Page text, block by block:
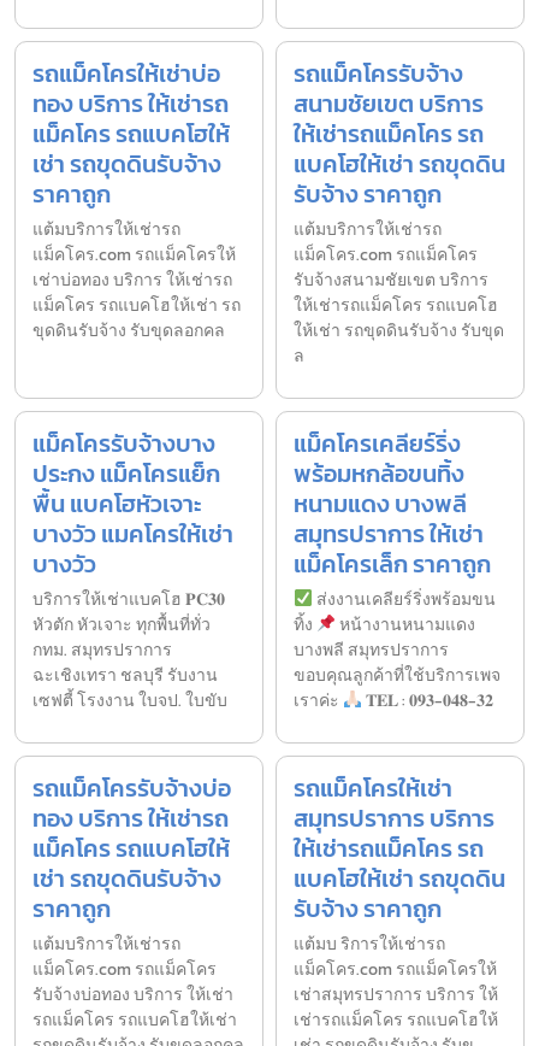
รถแม็คโครให้เช่าบ่อ
ทอง บริการ ให้เช่ารถ
แม็คโคร รถแบคโฮให้
เช่า รถขุดดินรับจ้าง
ราคาถูก
แต้มบริการให้เช่ารถ
แม็คโคร.com รถแม็คโครให้
เช่าบ่อทอง บริการ ให้เช่ารถ
แม็คโคร รถแบคโฮให้เช่า รถ
ขุดดินรับจ้าง รับขุดลอกคล
รถแม็คโครรับจ้าง
สนามชัยเขต บริการ
ให้เช่ารถแม็คโคร รถ
แบคโฮให้เช่า รถขุดดิน
รับจ้าง ราคาถูก
แต้มบริการให้เช่ารถ
แม็คโคร.com รถแม็คโคร
รับจ้างสนามชัยเขต บริการ
ให้เช่ารถแม็คโคร รถแบคโฮ
ให้เช่า รถขุดดินรับจ้าง รับขุด
ล
แม็คโครรับจ้างบาง
ประกง แม็คโครแย็ก
พื้น แบคโฮหัวเจาะ
บางวัว แมคโครให้เช่า
บางวัว
บริการให้เช่าแบคโฮ 𝐏𝐂𝟑𝟎
หัวตัก หัวเจาะ ทุกพื้นที่ทั่ว
กทม. สมุทรปราการ
ฉะเชิงเทรา ชลบุรี รับงาน
เซฟตี้ โรงงาน ใบจป. ใบขับ
แม็คโครเคลียร์ริ่ง
พร้อมหกล้อขนทิ้ง
หนามแดง บางพลี
สมุทรปราการ ให้เช่า
แม็คโครเล็ก ราคาถูก
ส่งงานเคลียร์ริ่งพร้อมขน
ทิ้ง
หน้างานหนามแดง
บางพลี สมุทรปราการ
ขอบคุณลูกค้าที่ใช้บริการเพจ
เราค่ะ
𝐓𝐄𝐋 : 𝟎𝟗𝟑-𝟎𝟒𝟖-𝟑𝟐
รถแม็คโครรับจ้างบ่อ
ทอง บริการ ให้เช่ารถ
แม็คโคร รถแบคโฮให้
เช่า รถขุดดินรับจ้าง
ราคาถูก
แต้มบริการให้เช่ารถ
แม็คโคร.com รถแม็คโคร
รับจ้างบ่อทอง บริการ ให้เช่า
รถแม็คโคร รถแบคโฮให้เช่า
รถแม็คโครให้เช่า
สมุทรปราการ บริการ
ให้เช่ารถแม็คโคร รถ
แบคโฮให้เช่า รถขุดดิน
รับจ้าง ราคาถูก
แต้มบ ริการให้เช่ารถ
แม็คโคร.com รถแม็คโครให้
เช่าสมุทรปราการ บริการ ให้
เช่ารถแม็คโคร รถแบคโฮให้